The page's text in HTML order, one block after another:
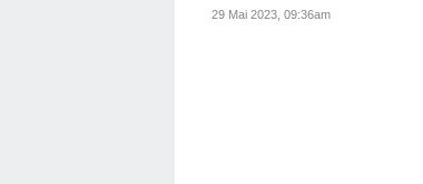
29 Mai 2023, 09:36am